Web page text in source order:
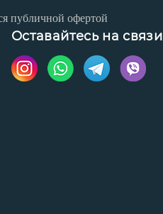
публичной офертой
Оставайтесь на связи